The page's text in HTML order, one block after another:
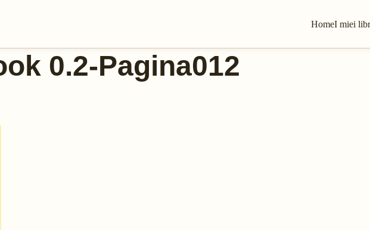
HomeI miei
0.2-Pagina012